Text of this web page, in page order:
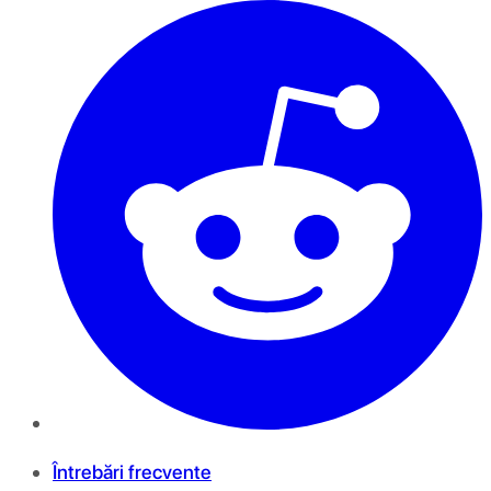
Întrebări frecvente